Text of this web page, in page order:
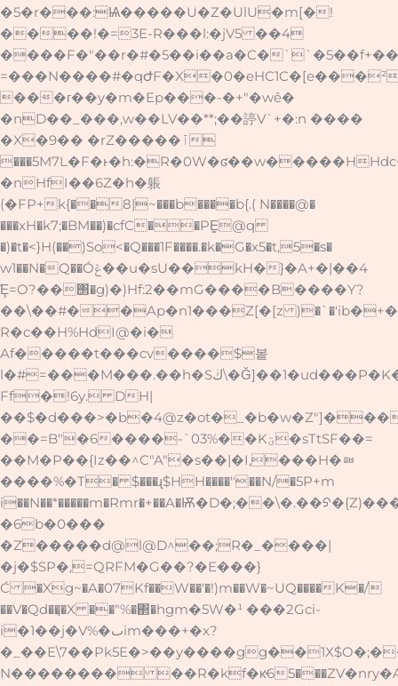
�5�r���:Ѩ�����U�Z�UlU�m[�!
����!�=3E-R���l:�jV5 ��4
����F�"��r�#�5��i��a�C�
���г��y�m�Ep���-�+"�wê�
�nD��_���,w��LV��**;��諪V`+�:n ����
�X�9�� �rZ�����ٱ
�nHfI��6Z�h�躼
(�FP+k{��8|~���b����b{.( N����@�
���xH�k7;�BM��)�cfC��PE̳@q
�)�t�<}H(��)So<�Q���1F����.�k�G�x5�t,5�s�
w1��N�Q��Óݝ��u�sU��kH�}�A+�|��4
̋Ȩ=O?��΢�g)�)Hf:2��mG����B����Y?
��\��#��Ap�n1���Z[�[z
R�c��H%HdI@�i�
Af�����t���cv����$봍
l�#=���M���.��h�Sڬ\�Ğ]��1�ud���P�K��'y
Ff�!6y.DH|
��=B"�6����-`03%��Kؾ�sTtSF��=
��M�P��{Iz��^C"A"�s��|�I,���H�ᇳ
����%�T� $���ɻ$HH����"��N/�5P+m
�6b�0���
�Z�����d@l@D^��;R�_����|
�j�$SP�,=QRFM�G��?�E���}
Ć �Xg~�A�07Kf��W��'�!)m��W�~UQ����K�/
��V�Qd��̢�X ��"%�΂�hgm�5W�¹ ���2Gci-
i�1��j�V%�ٮim���+�x?
N�������� ��R�kf�κͮ6